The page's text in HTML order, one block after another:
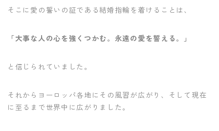
そこに愛の誓いの証である結婚指輪を着けることは、
「大事な人の心を強くつかむ。永遠の愛を誓える。」
と信じられていました。
それからヨーロッパ各地にその風習が広がり、そして現在
に至るまで世界中に広がりました。